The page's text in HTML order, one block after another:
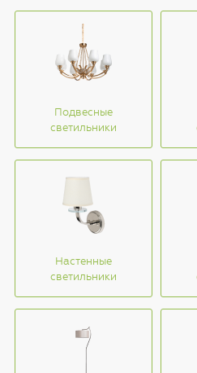
Подвесные
светильники
Настенные
светильники